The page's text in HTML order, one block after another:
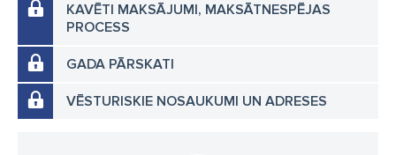
KAVĒTI MAKSĀJUMI, MAKSĀTNESPĒJAS
PROCESS
GADA PĀRSKATI
VĒSTURISKIE NOSAUKUMI UN ADRESES